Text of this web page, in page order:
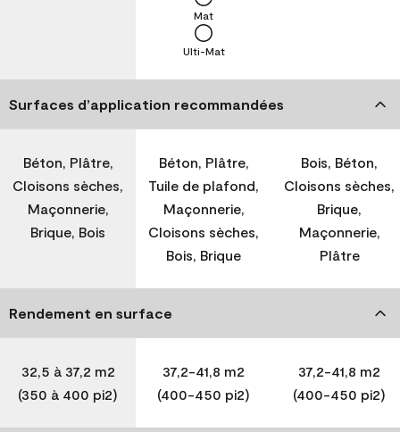
Ulti-Mat
Mat
Surfaces d’application recommandées
Béton, Plâtre,
Cloisons sèches,
Maçonnerie,
Brique, Bois
Béton, Plâtre,
Tuile de plafond,
Maçonnerie,
Cloisons sèches,
Bois, Brique
Bois, Béton,
Cloisons sèches,
Brique,
Maçonnerie,
Plâtre
Rendement en surface
32,5 à 37,2 m2
(350 à 400 pi2)
37,2-41,8 m2
(400-450 pi2)
37,2-41,8 m2
(400-450 pi2)